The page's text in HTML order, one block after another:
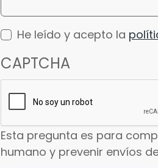
He leído y acepto la
CAPTCHA
Esta pregunta es para
humano y prevenir envíos